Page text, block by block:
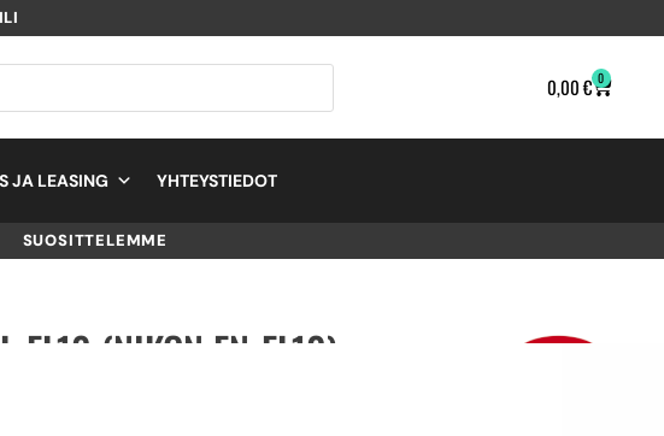
0,00€ 0
JA LEASING YHTEYSTIEDOT
SUOSITTELEMME
EL10 (NIKON EN-EL10) –